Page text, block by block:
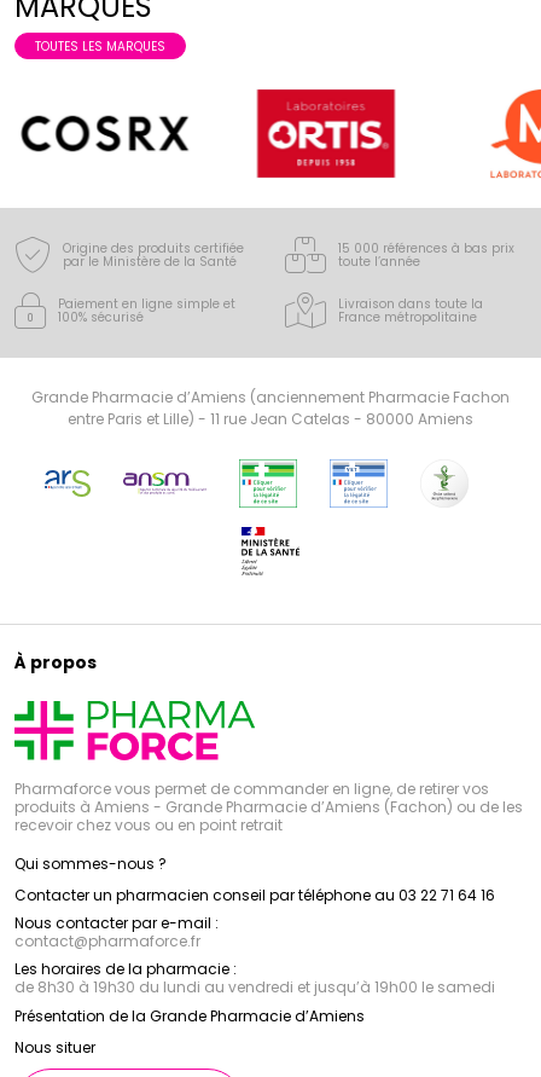
TOUTES LES MARQUES
Origine des produits certifiée
par le Ministère de la Santé
15 000 références à bas prix
toute l’année
Paiement en ligne simple et
100% sécurisé
Livraison dans toute la
France métropolitaine
Grande Pharmacie d’Amiens (anciennement Pharmacie Fachon
entre Paris et Lille) - 11 rue Jean Catelas - 80000 Amiens
À propos
Pharmaforce vous permet de commander en ligne, de retirer vos
produits à Amiens - Grande Pharmacie d’Amiens (Fachon) ou de les
recevoir chez vous ou en point retrait
Qui sommes-nous ?
Contacter un pharmacien conseil par téléphone au 03 22 71 64 16
Nous contacter par e-mail :
contact@pharmaforce.fr
Les horaires de la pharmacie :
de 8h30 à 19h30 du lundi au vendredi et jusqu’à 19h00 le samedi
Présentation de la Grande Pharmacie d’Amiens
Nous situer